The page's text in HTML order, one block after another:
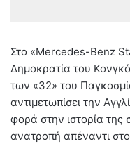
Στο «Mercedes-Benz
Δημοκρατία του
των «32» του
αντιμετωπίσει την
φορά στην ιστορία
ανατροπή απέναντι